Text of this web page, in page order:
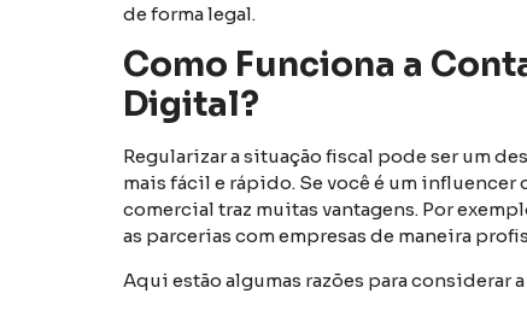
de forma legal.
Como Funciona a
Digital?
Regularizar a situação fiscal pode ser um
mais fácil e rápido. Se você é um
comercial traz muitas vantagens. Por
as parcerias com empresas de maneira
Aqui estão algumas razões para considerar